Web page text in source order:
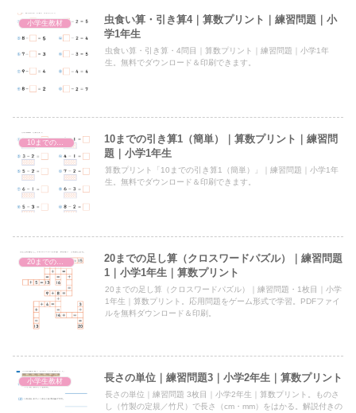
小学生教材
虫食い算・引き算4｜算数プリント｜練習問題｜小
学1年生
虫食い算・引き算・4問目｜算数プリント｜練習問題｜小学1年
生。無料でダウンロード＆印刷できます。
10までの引き算
10までの引き算1（簡単）｜算数プリント｜練習問
題｜小学1年生
算数プリント「10までの引き算1（簡単）」｜練習問題｜小学1年
生。無料でダウンロード＆印刷できます。
20までの足し算（クロスワードパズル）
20までの足し算（クロスワードパズル）｜練習問題
1｜小学1年生｜算数プリント
20までの足し算（クロスワードパズル）｜練習問題・1枚目｜小学
1年生｜算数プリント。応用問題をゲーム形式で学習。PDFファイ
ルを無料ダウンロード＆印刷。
小学生教材 長さの単位｜練習問題3｜小学2年生｜算数プリント
長さの単位｜練習問題 3枚目｜小学2年生｜算数プリント。ものさ
し（竹製の定規／竹尺）で長さ（cm・mm）をはかる。解説付きの